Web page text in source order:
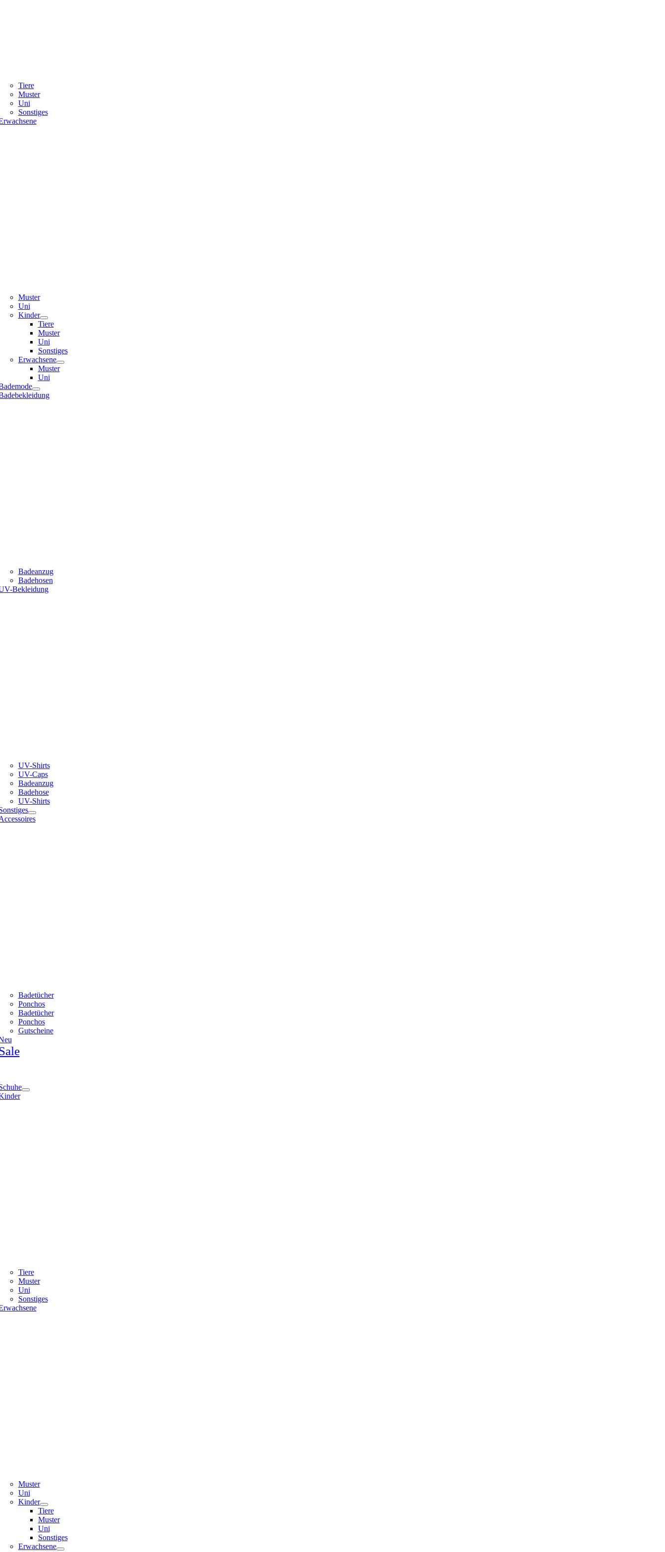
Tiere
Muster
Uni
Sonstiges
Muster
Uni
Kinder
Tiere
Muster
Uni
Sonstiges
Erwachsene
Muster
Uni
Badeanzug
Badehosen
Bekleidung
UV-Shirts
UV-Caps
Badeanzug
Badehose
UV-Shirts
Badetücher
Ponchos
Badetücher
Ponchos
Gutscheine
Tiere
Muster
Uni
Sonstiges
Muster
Uni
Kinder
Tiere
Muster
Uni
Sonstiges
Erwachsene